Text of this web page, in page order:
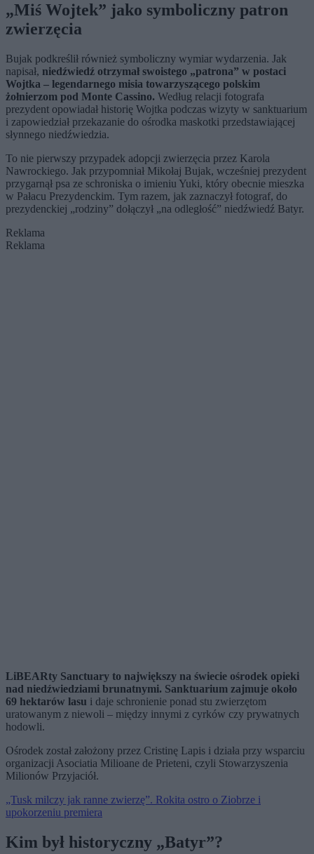
„Miś Wojtek” jako symboliczny patron
zwierzęcia
Bujak podkreślił również symboliczny wymiar wydarzenia. Jak
napisał, niedźwiedź otrzymał swoistego „patrona” w postaci
Wojtka – legendarnego misia towarzyszącego polskim
żołnierzom pod Monte Cassino. Według relacji fotografa
prezydent opowiadał historię Wojtka podczas wizyty w sanktuarium
i zapowiedział przekazanie do ośrodka maskotki przedstawiającej
słynnego niedźwiedzia.
To nie pierwszy przypadek adopcji zwierzęcia przez Karola
Nawrockiego. Jak przypomniał Mikołaj Bujak, wcześniej prezydent
przygarnął psa ze schroniska o imieniu Yuki, który obecnie mieszka
w Pałacu Prezydenckim. Tym razem, jak zaznaczył fotograf, do
prezydenckiej „rodziny” dołączył „na odległość” niedźwiedź Batyr.
Reklama
Reklama
LiBEARty Sanctuary to największy na świecie ośrodek opieki
nad niedźwiedziami brunatnymi. Sanktuarium zajmuje około
69 hektarów lasu i daje schronienie ponad stu zwierzętom
uratowanym z niewoli – między innymi z cyrków czy prywatnych
hodowli.
Ośrodek został założony przez Cristinę Lapis i działa przy wsparciu
organizacji Asociatia Milioane de Prieteni, czyli Stowarzyszenia
Milionów Przyjaciół.
„Tusk milczy jak ranne zwierzę”. Rokita ostro o Ziobrze i
upokorzeniu premiera
Kim był historyczny „Batyr”?